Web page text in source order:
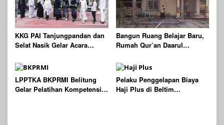
KKG PAI Tanjungpandan dan
Selat Nasik Gelar Acara
Islam
Bangun Ruang Belajar Baru,
Rumah Qur’an Daarul
Diharapkan Jadi Wasilah
Kebaikan
LPPTKA BKPRMI Belitung
Gelar Pelatihan Kompetensi
Pelaku Penggelapan Biaya
Haji Plus di Beltim